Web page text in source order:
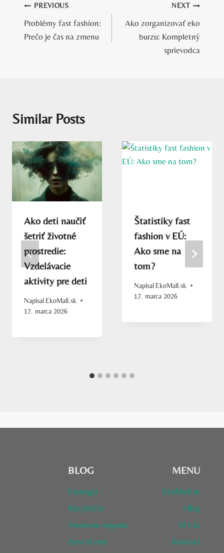
Navigácia
v
PREVIOUS
Problémy fast fashion:
Prečo je čas na zmenu
NEXT
Ako zorganizovať eko
burzu: Kompletný
sprievodca
Similar Posts
Ako deti naučiť
šetriť životné
prostredie:
Vzdelávacie
aktivity pre deti
Napísal EkoMall.sk
17. marca 2026
Štatistiky fast
fashion v EÚ:
Ako sme na
tom?
Napísal EkoMall.sk
17. marca 2026
BLOG
Ekologia
Recyklácia
Triedenie odpadu
Zero Waste
MENU
EkoMall.sk
Blog
O Nás
Kontakt